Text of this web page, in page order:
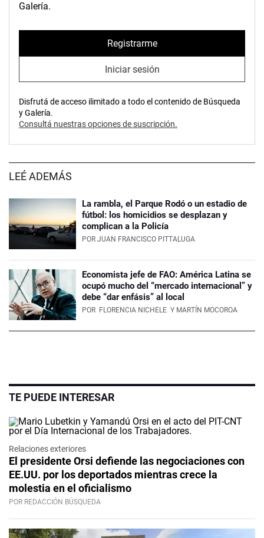
Galería.
Registrarme
Iniciar sesión
Disfrutá de acceso ilimitado a todo el contenido de Búsqueda
y Galería.
Consultá nuestras opciones de suscripción.
LEÉ ADEMÁS
La rambla, el Parque Rodó o un estadio de
fútbol: los homicidios se desplazan y
complican a la Policía
POR JUAN FRANCISCO PITTALUGA
Economista jefe de FAO: América Latina se
ocupó mucho del “mercado internacional” y
debe “dar enfásis” al local
POR FLORENCIA NICHELE Y MARTÍN MOCOROA
TE PUEDE INTERESAR
Relaciones exteriores
El presidente Orsi defiende las negociaciones con
EE.UU. por los deportados mientras crece la
molestia en el oficialismo
POR REDACCIÓN BÚSQUEDA